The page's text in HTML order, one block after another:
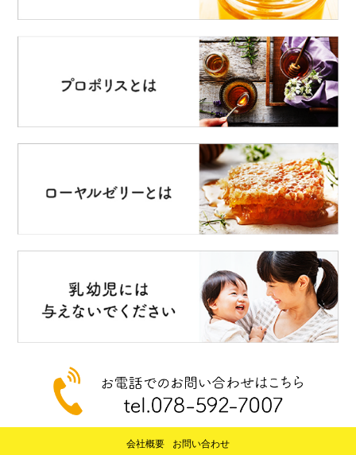
会社概要 お問い合わせ